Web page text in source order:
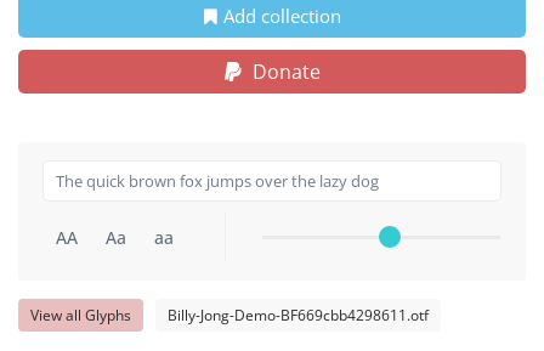
Add collection
Donate
AA Aa aa
View all Glyphs Billy-Jong-Demo-BF669cbb4298611.otf